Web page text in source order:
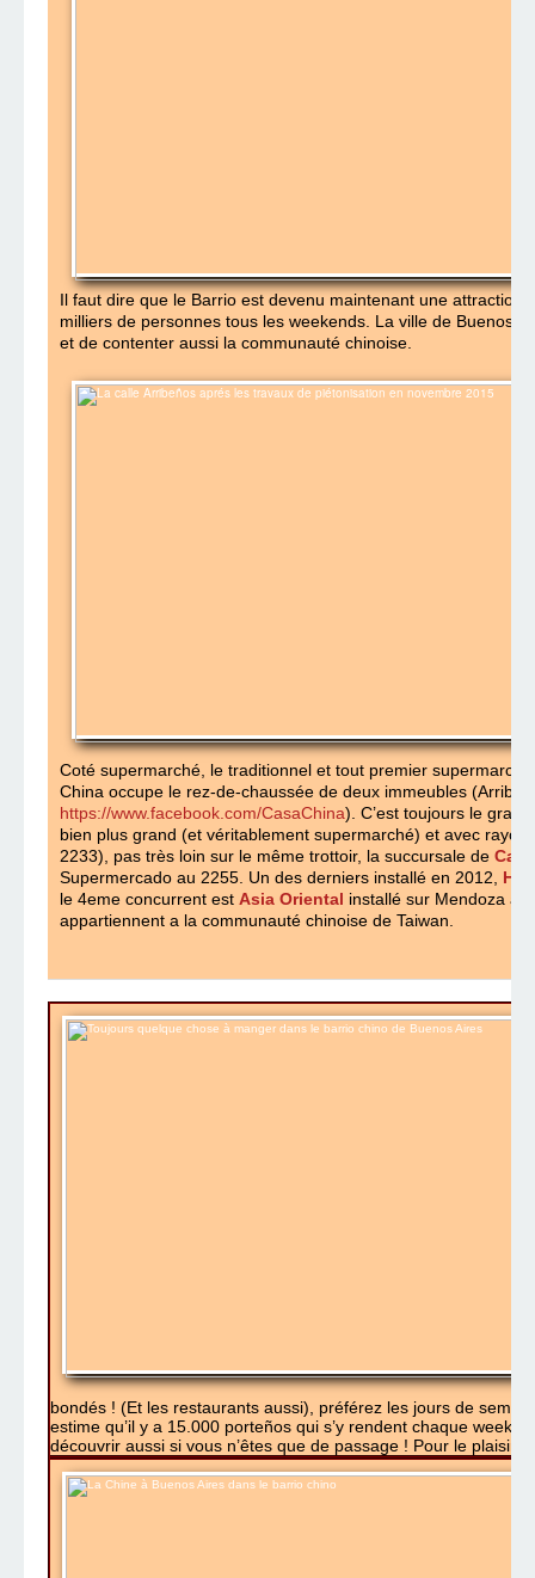
Il faut dire que le Barrio est devenu maintenant une attraction
milliers de personnes tous les weekends. La ville de Buenos
et de contenter aussi la communauté chinoise.
Coté supermarché, le traditionnel et tout premier
China occupe le rez-de-chaussée de deux immeubles
https://www.facebook.com/CasaChina). C’est toujours le
bien plus grand (et véritablement supermarché) et avec
2233), pas très loin sur le même trottoir, la succursale de
Supermercado au 2255. Un des derniers installé en 2012,
le 4eme concurrent est Asia Oriental installé sur Mendoza
appartiennent a la communauté chinoise de Taiwan.
bondés ! (Et les restaurants aussi), préférez les jours de
estime qu’il y a 15.000 porteños qui s’y rendent chaque week-
découvrir aussi si vous n’êtes que de passage ! Pour le plaisir